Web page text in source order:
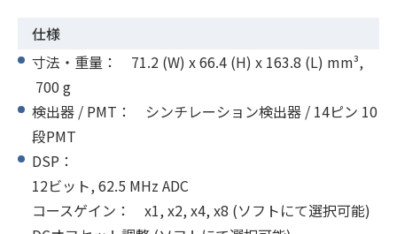
仕様
寸法・重量： 71.2 (W) x 66.4 (H) x 163.8 (L) mm³,
700 g
検出器 / PMT： シンチレーション検出器 / 14ピン 10
段PMT
DSP：
12ビット, 62.5 MHz ADC
コースゲイン： x1, x2, x4, x8 (ソフトにて選択可能)